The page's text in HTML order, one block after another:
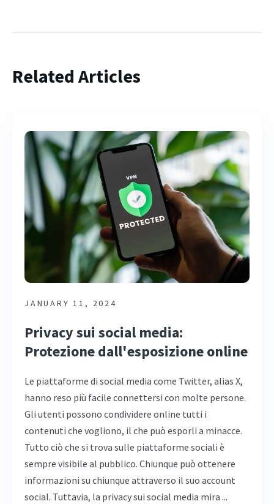
Related Articles
JANUARY 11, 2024
Privacy sui social media:
Protezione dall'esposizione online
Le piattaforme di social media come Twitter, alias X,
hanno reso più facile connettersi con molte persone.
Gli utenti possono condividere online tutti i
contenuti che vogliono, il che può esporli a minacce.
Tutto ciò che si trova sulle piattaforme sociali è
sempre visibile al pubblico. Chiunque può ottenere
informazioni su chiunque attraverso il suo account
social. Tuttavia, la privacy sui social media mira ...